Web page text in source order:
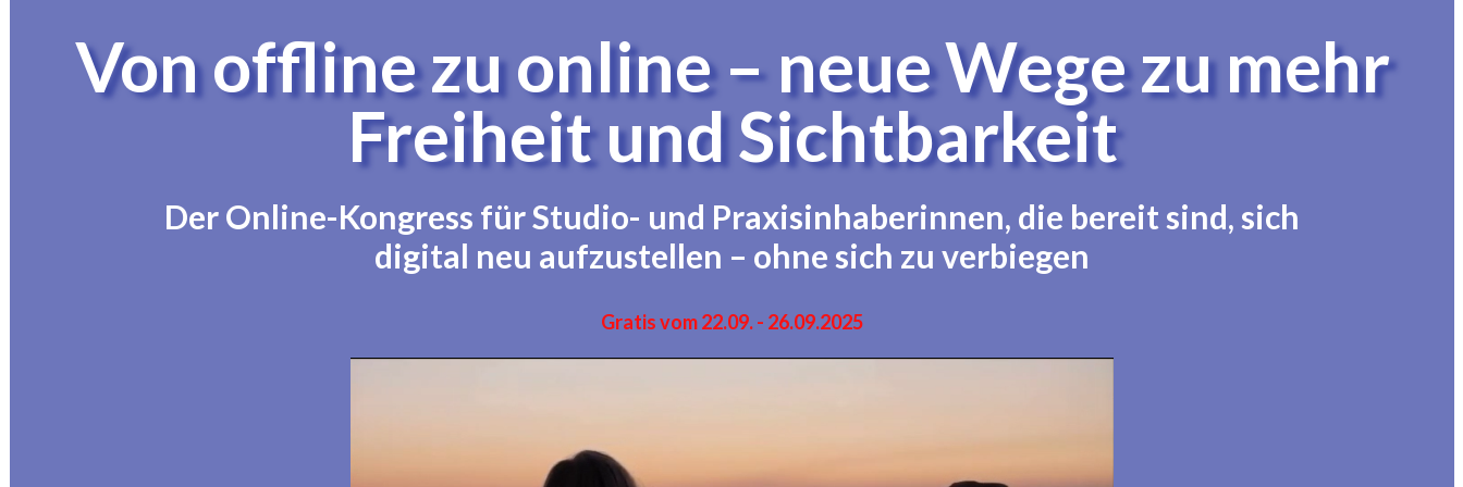
Von offline zu online – neue Wege zu mehr
Freiheit und Sichtbarkeit
Der Online-Kongress für Studio- und Praxisinhaberinnen, die bereit sind, sich
digital neu aufzustellen – ohne sich zu verbiegen
Gratis vom 22.09. - 26.09.2025